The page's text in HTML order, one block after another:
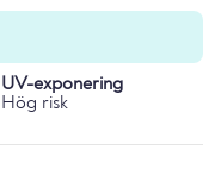
UV-exponering
Hög risk